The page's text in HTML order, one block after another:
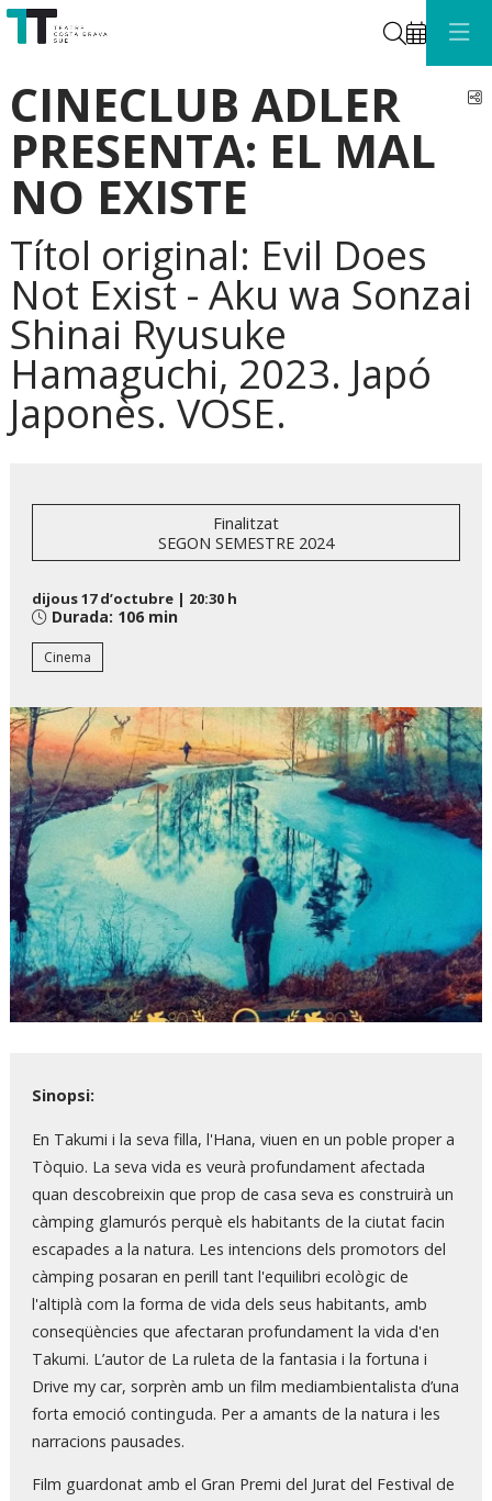
Cerca
CINECLUB ADLER
PRESENTA: EL MAL
NO EXISTE
Títol original: Evil Does
Not Exist - Aku wa Sonzai
Shinai Ryusuke
Hamaguchi, 2023. Japó
Japonès. VOSE.
Finalitzat
SEGON SEMESTRE 2024
dijous 17 d’octubre | 20:30 h
Durada: 106 min
Cinema
Sinopsi:
En Takumi i la seva filla, l'Hana, viuen en un poble proper a
Tòquio. La seva vida es veurà profundament afectada
quan descobreixin que prop de casa seva es construirà un
càmping glamurós perquè els habitants de la ciutat facin
escapades a la natura. Les intencions dels promotors del
càmping posaran en perill tant l'equilibri ecològic de
l'altiplà com la forma de vida dels seus habitants, amb
conseqüències que afectaran profundament la vida d'en
Takumi. L’autor de La ruleta de la fantasia i la fortuna i
Drive my car, sorprèn amb un film mediambientalista d’una
forta emoció continguda. Per a amants de la natura i les
narracions pausades.
Film guardonat amb el Gran Premi del Jurat del Festival de